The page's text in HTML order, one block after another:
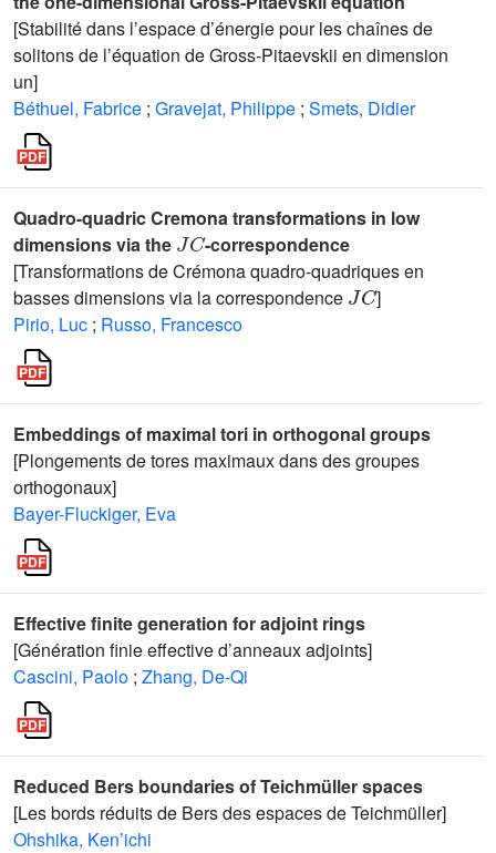
[Stabilité dans l’espace d’énergie pour les chaînes de
solitons de l’équation de Gross-Pitaevskii en dimension
un]
Béthuel, Fabrice ; Gravejat, Philippe ; Smets, Didier
Quadro-quadric Cremona transformations in low
dimensions via the
JC
-correspondence
[Transformations de Crémona quadro-quadriques en
basses dimensions via la correspondence
JC
]
Pirio, Luc ; Russo, Francesco
Embeddings of maximal tori in orthogonal groups
[Plongements de tores maximaux dans des groupes
orthogonaux]
Bayer-Fluckiger, Eva
Effective finite generation for adjoint rings
[Génération finie effective d’anneaux adjoints]
Cascini, Paolo ; Zhang, De-Qi
Reduced Bers boundaries of Teichmüller spaces
[Les bords réduits de Bers des espaces de Teichmüller]
Ohshika, Ken’ichi